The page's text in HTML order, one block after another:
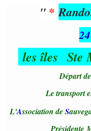
" *
les îles Ste
Départ
Le transport
L'Association deS
Présidente